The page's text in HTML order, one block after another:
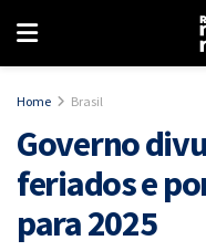
Home Brasil
Governo
feriados e
para 2025